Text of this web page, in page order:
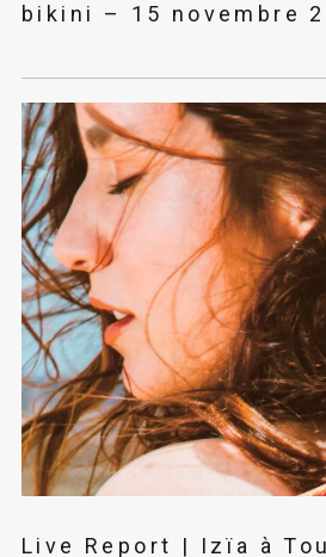
bikini – 15 novembre
Live Report | Izïa à